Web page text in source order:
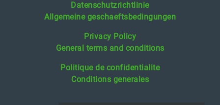
Datenschutzrichtlinie
Allgemeine geschaeftsbedingungen
Privacy Policy
General terms and conditions
Politique de confidentialite
Conditions generales